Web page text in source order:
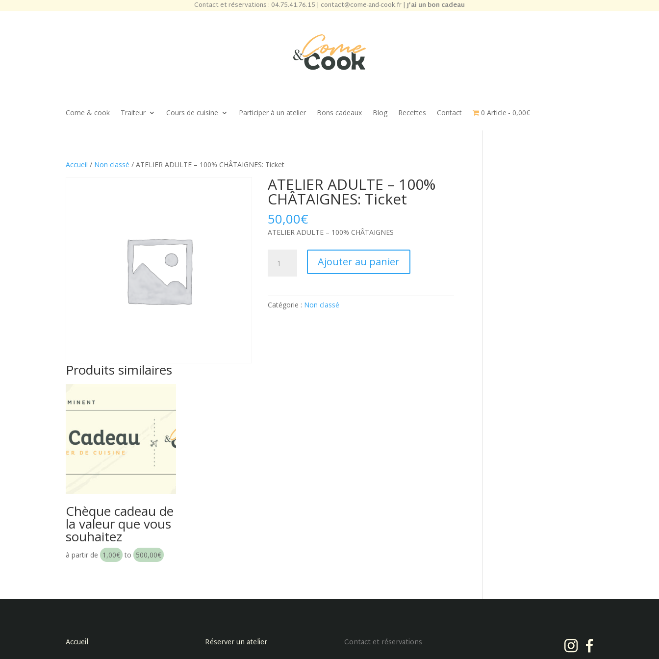
Contact et réservations : 04.75.41.76.15 | contact@come-and-cook.fr|J’ai un bon cadeau
Come & cook Traiteur Cours de cuisine Participer à un atelier Bons cadeaux Blog Recettes Contact 0 Article 0,00€
Accueil / Non classé / ATELIER ADULTE – 100% CHÂTAIGNES: Ticket
ATELIER ADULTE – 100%
CHÂTAIGNES: Ticket
50,00€
ATELIER ADULTE – 100% CHÂTAIGNES
100%
Ajouter au panier
Catégorie : Non classé
Produits similaires
Chèque cadeau de
la valeur que vous
souhaitez
à partir de 1,00€ to 500,00€
Accueil
Réserver un atelier
Contact et réservations